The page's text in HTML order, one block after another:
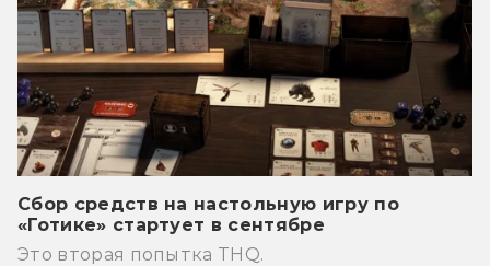
Сбор средств на настольную игру по
«Готике» стартует в сентябре
Это вторая попытка THQ.